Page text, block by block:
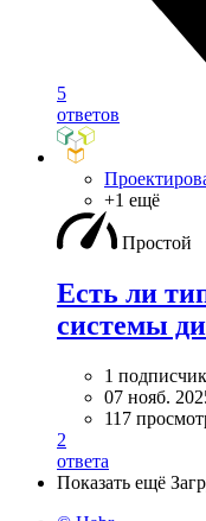
5
ответов
+1 ещё
Простой
Есть ли
системы
1 подписчик
07 нояб.
117
2
ответа
Показать ещё